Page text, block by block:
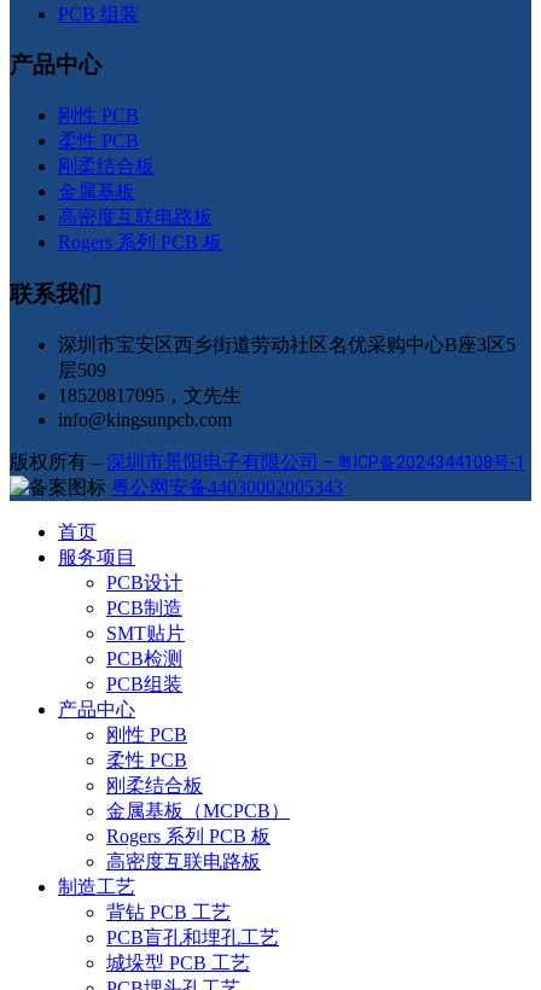
PCB 组装
产品中心
刚性 PCB
柔性 PCB
刚柔结合板
金属基板
高密度互联电路板
Rogers 系列 PCB 板
联系我们
深圳市宝安区西乡街道劳动社区名优采购中心B座3区5
层509
18520817095，文先生
info@kingsunpcb.com
版权所有 – 深圳市景阳电子有限公司 – 粤ICP备2024344108号-1
粤公网安备44030002005343
首页
服务项目
PCB设计
PCB制造
SMT贴片
PCB检测
PCB组装
产品中心
刚性 PCB
柔性 PCB
刚柔结合板
金属基板（MCPCB）
Rogers 系列 PCB 板
高密度互联电路板
制造工艺
背钻 PCB 工艺
PCB盲孔和埋孔工艺
城垛型 PCB 工艺